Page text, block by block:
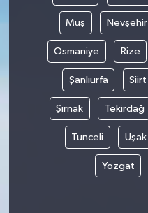
Muş Nevşehir
Osmaniye Rize
Şanlıurfa Siirt
Şırnak Tekirdağ
Tunceli Uşak
Yozgat